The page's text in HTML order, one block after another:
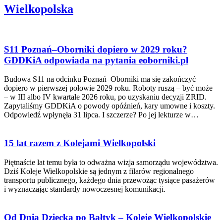
Wielkopolska
S11 Poznań–Oborniki dopiero w 2029 roku?
GDDKiA odpowiada na pytania eoborniki.pl
Budowa S11 na odcinku Poznań–Oborniki ma się zakończyć
dopiero w pierwszej połowie 2029 roku. Roboty ruszą – być może
– w III albo IV kwartale 2026 roku, po uzyskaniu decyzji ZRID.
Zapytaliśmy GDDKiA o powody opóźnień, kary umowne i koszty.
Odpowiedź wpłynęła 31 lipca. I szczerze? Po jej lekturze w…
15 lat razem z Kolejami Wielkopolski
Piętnaście lat temu była to odważna wizja samorządu województwa.
Dziś Koleje Wielkopolskie są jednym z filarów regionalnego
transportu publicznego, każdego dnia przewożąc tysiące pasażerów
i wyznaczając standardy nowoczesnej komunikacji.
Od Dnia Dziecka po Bałtyk – Koleje Wielkopolskie